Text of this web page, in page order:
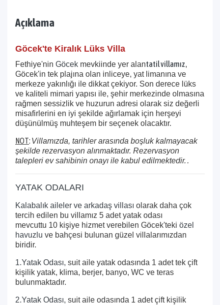
Açıklama
Göcek'te Kiralık Lüks Villa
Fethiye'nin Göcek mevkiinde yer alantatil villamız,
Göcek'in tek plajına olan inliceye, yat limanına ve
merkeze yakınlığı ile dikkat çekiyor. Son derece lüks
ve kaliteli mimari yapısı ile, şehir merkezinde olmasına
rağmen sessizlik ve huzurun adresi olarak siz değerli
misafirlerini en iyi şekilde ağırlamak için herşeyi
düşünülmüş muhteşem bir seçenek olacaktır.
NOT: Villamızda, tarihler arasında boşluk kalmayacak
şekilde rezervasyon alınmaktadır. Rezervasyon
talepleri ev sahibinin onayı ile kabul edilmektedir..
YATAK ODALARI
Kalabalık aileler ve arkadaş villası olarak daha çok
tercih edilen bu villamız 5 adet yatak odası
mevcuttu 10 kişiye hizmet verebilen Göcek'teki özel
havuzlu ve bahçesi bulunan güzel villalarımızdan
biridir.
1.Yatak Odası, suit aile yatak odasında 1 adet tek çift
kişilik yatak, klima, berjer, banyo, WC ve teras
bulunmaktadır.
2.Yatak Odası, suit aile odasında 1 adet çift kişilik